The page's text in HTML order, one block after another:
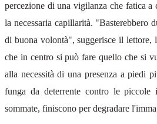
percezione di una vigilanza che fatica
la necessaria capillarità. "Basterebbero
di buona volontà", suggerisce il lettore,
che in centro si può fare quello che si
alla necessità di una presenza a piedi
funga da deterrente contro le piccole
sommate, finiscono per degradare